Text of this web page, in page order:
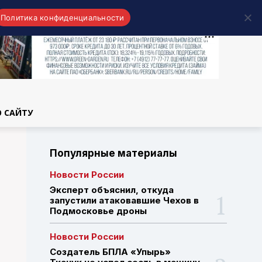
САЙТУ
Популярные материалы
Новости России
Эксперт объяснил, откуда
запустили атаковавшие Чехов в
Подмосковье дроны
Новости России
Создатель БПЛА «Упырь»
Политика конфиденциальности